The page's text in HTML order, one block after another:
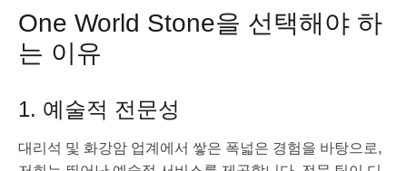
One World Stone을 선택해야 하
는 이유
1. 예술적 전문성
대리석 및 화강암 업계에서 쌓은 폭넓은 경험을 바탕으로,